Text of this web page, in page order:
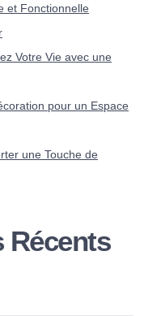
et Fonctionnelle
Votre Vie avec une
pour un Espace
une Touche de
Récents